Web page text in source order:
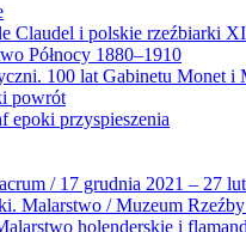
Claudel i polskie rzeźbiarki
Północy 1880–1910
100 lat Gabinetu Monet i
powrót
epoki przyspieszenia
/ 17 grudnia 2021 – 27
Malarstwo / Muzeum
holenderskie i